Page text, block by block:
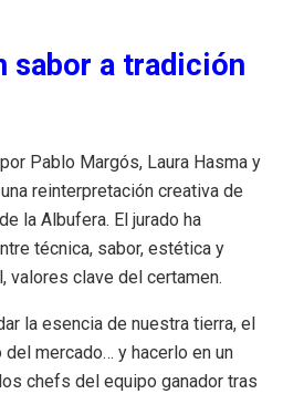
sabor a tradición
Pablo Margós, Laura Hasma y
reinterpretación creativa de
la Albufera. El jurado ha
técnica, sabor, estética y
valores clave del certamen.
la esencia de nuestra tierra, el
mercado… y hacerlo en un
chefs del equipo ganador tras